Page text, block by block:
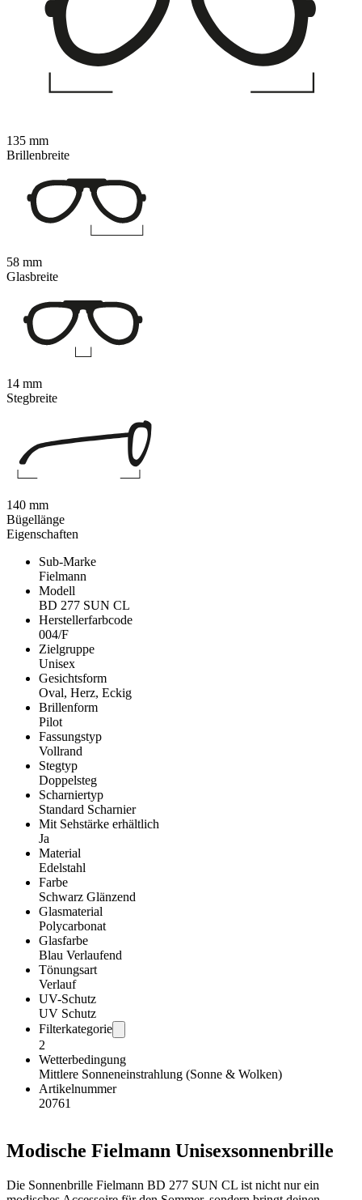
Eigenschaften
Sub-Marke
Fielmann
Modell
BD 277 SUN CL
Herstellerfarbcode
004/F
Zielgruppe
Unisex
Gesichtsform
Oval, Herz, Eckig
Brillenform
Pilot
Fassungstyp
Vollrand
Stegtyp
Doppelsteg
Scharniertyp
Standard Scharnier
Mit Sehstärke erhältlich
Ja
Material
Edelstahl
Farbe
Schwarz Glänzend
Glasmaterial
Polycarbonat
Glasfarbe
Blau Verlaufend
Tönungsart
Verlauf
UV-Schutz
UV Schutz
Filterkategorie
2
Wetterbedingung
Mittlere Sonneneinstrahlung (Sonne & Wolken)
Artikelnummer
20761
Modische Fielmann Unisexsonnenbrille
Die Sonnenbrille Fielmann BD 277 SUN CL ist nicht nur ein
135 mm
Brillenbreite
58 mm
Glasbreite
14 mm
Stegbreite
140 mm
Bügellänge